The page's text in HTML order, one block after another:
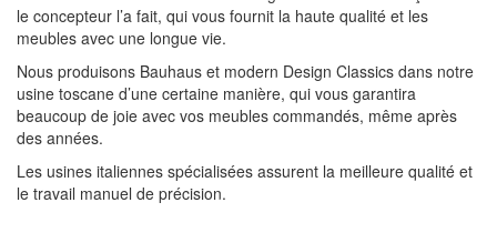
le concepteur l’a fait, qui vous fournit la haute qualité et les
meubles avec une longue vie.
Nous produisons Bauhaus et modern Design Classics dans notre
usine toscane d’une certaine manière, qui vous garantira
beaucoup de joie avec vos meubles commandés, même après
des années.
Les usines italiennes spécialisées assurent la meilleure qualité et
le travail manuel de précision.